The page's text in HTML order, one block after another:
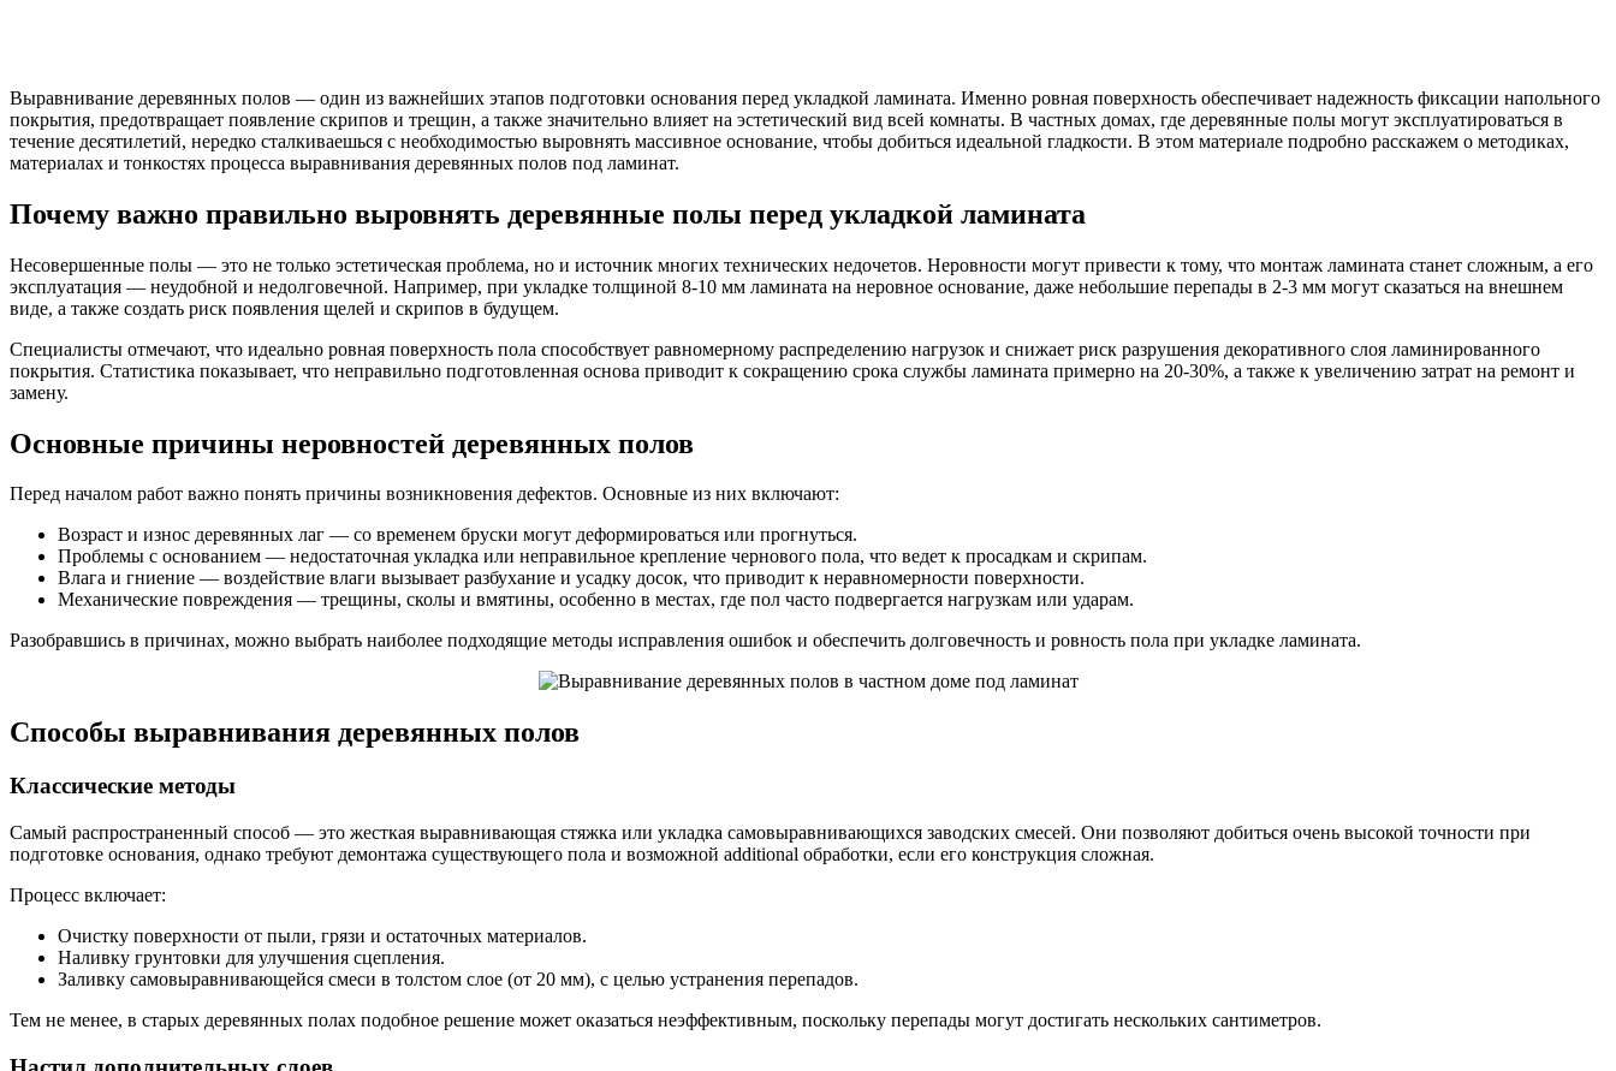
Выравнивание деревянных полов — один из важнейших этапов подготовки основания перед укладкой ламината. Именно ровная поверхность обеспечивает надежность фиксации напольного
покрытия, предотвращает появление скрипов и трещин, а также значительно влияет на эстетический вид всей комнаты. В частных домах, где деревянные полы могут эксплуатироваться в
течение десятилетий, нередко сталкиваешься с необходимостью выровнять массивное основание, чтобы добиться идеальной гладкости. В этом материале подробно расскажем о методиках,
материалах и тонкостях процесса выравнивания деревянных полов под ламинат.
Почему важно правильно выровнять деревянные полы перед укладкой ламината
Несовершенные полы — это не только эстетическая проблема, но и источник многих технических недочетов. Неровности могут привести к тому, что монтаж ламината станет сложным, а его
эксплуатация — неудобной и недолговечной. Например, при укладке толщиной 8-10 мм ламината на неровное основание, даже небольшие перепады в 2-3 мм могут сказаться на внешнем
виде, а также создать риск появления щелей и скрипов в будущем.
Специалисты отмечают, что идеально ровная поверхность пола способствует равномерному распределению нагрузок и снижает риск разрушения декоративного слоя ламинированного
покрытия. Статистика показывает, что неправильно подготовленная основа приводит к сокращению срока службы ламината примерно на 20-30%, а также к увеличению затрат на ремонт и
замену.
Основные причины неровностей деревянных полов
Перед началом работ важно понять причины возникновения дефектов. Основные из них включают:
Возраст и износ деревянных лаг — со временем бруски могут деформироваться или прогнуться.
Проблемы с основанием — недостаточная укладка или неправильное крепление чернового пола, что ведет к просадкам и скрипам.
Влага и гниение — воздействие влаги вызывает разбухание и усадку досок, что приводит к неравномерности поверхности.
Механические повреждения — трещины, сколы и вмятины, особенно в местах, где пол часто подвергается нагрузкам или ударам.
Разобравшись в причинах, можно выбрать наиболее подходящие методы исправления ошибок и обеспечить долговечность и ровность пола при укладке ламината.
Способы выравнивания деревянных полов
Классические методы
Самый распространенный способ — это жесткая выравнивающая стяжка или укладка самовыравнивающихся заводских смесей. Они позволяют добиться очень высокой точности при
подготовке основания, однако требуют демонтажа существующего пола и возможной additional обработки, если его конструкция сложная.
Процесс включает:
Очистку поверхности от пыли, грязи и остаточных материалов.
Наливку грунтовки для улучшения сцепления.
Заливку самовыравнивающейся смеси в толстом слое (от 20 мм), с целью устранения перепадов.
Тем не менее, в старых деревянных полах подобное решение может оказаться неэффективным, поскольку перепады могут достигать нескольких сантиметров.